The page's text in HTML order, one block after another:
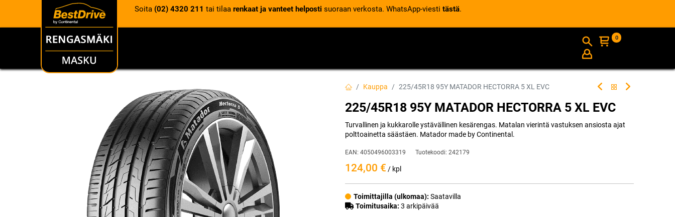
Soita (02) 4320 211 tai tilaa renkaat ja vanteet helposti suoraan verkosta. WhatsApp-viesti tästä.
RENKAAT INFO
0
Kauppa 225/45R18 95Y MATADOR HECTORRA 5 XL EVC
225/45R18 95Y MATADOR HECTORRA 5 XL EVC
Turvallinen ja kukkarolle ystävällinen kesärengas. Matalan vierintä vastuksen ansiosta ajat
polttoainetta säästäen. Matador made by Continental.
EAN: 4050496003319 Tuotekoodi: 242179
124,00 € / kpl
Toimittajilla (ulkomaa): Saatavilla
Toimitusaika: 3 arkipäivää